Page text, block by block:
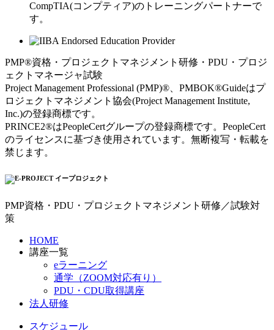
CompTIA(コンプティア)のトレーニングパートナーで
す。
PMP®資格・プロジェクトマネジメント研修・PDU・プロジ
ェクトマネージャ試験
Project Management Professional (PMP)®、PMBOK®Guideはプ
ロジェクトマネジメント協会(Project Management Institute,
Inc.)の登録商標です。
PRINCE2®はPeopleCertグループの登録商標です。PeopleCert
のライセンスに基づき使用されています。無断複写・転載を
禁じます。
PMP資格・PDU・プロジェクトマネジメント研修／試験対
策
HOME
講座一覧
eラーニング
通学（ZOOM対応有り）
PDU・CDU取得講座
法人研修
スケジュール